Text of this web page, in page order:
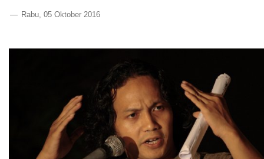
Rabu, 05 Oktober 2016